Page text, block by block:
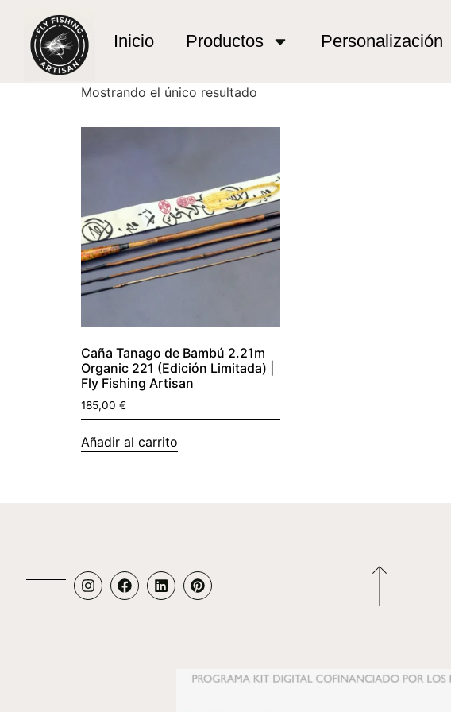
Inicio Productos Personalización
tanago po delta
Mostrando el único resultado
Caña Tanago de Bambú 2.21m
Organic 221 (Edición Limitada) |
Fly Fishing Artisan
185,00 €
Añadir al carrito